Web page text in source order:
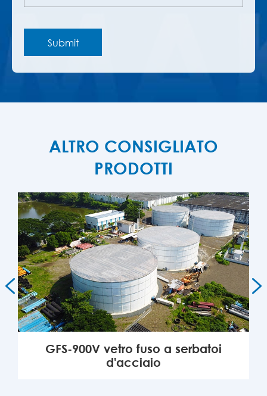
ALTRO CONSIGLIATO
PRODOTTI
GFS-900V vetro fuso a serbatoi
d'acciaio
 